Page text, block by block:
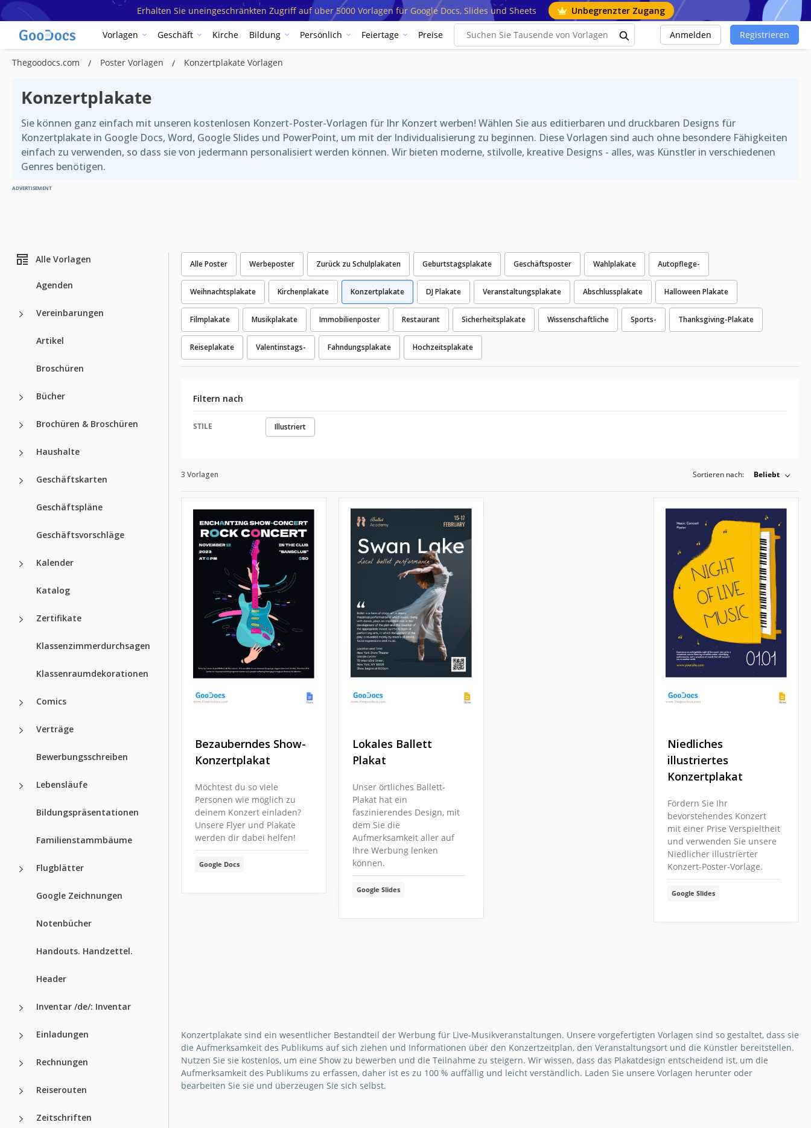
Erhalten Sie uneingeschränkten Zugriff auf über 5000 Vorlagen für Google Docs, Slides und Sheets Unbegrenzter Zugang
Vorlagen Geschäft Kirche Bildung Persönlich Feiertage Preise Anmelden Registrieren
Thegoodocs.com Poster Vorlagen Konzertplakate Vorlagen
Konzertplakate
Sie können ganz einfach mit unseren kostenlosen Konzert-Poster-Vorlagen für Ihr Konzert werben! Wählen Sie aus editierbaren und druckbaren Designs für
Konzertplakate in Google Docs, Word, Google Slides und PowerPoint, um mit der Individualisierung zu beginnen. Diese Vorlagen sind auch ohne besondere Fähigkeiten
einfach zu verwenden, so dass sie von jedermann personalisiert werden können. Wir bieten moderne, stilvolle, kreative Designs - alles, was Künstler in verschiedenen
Genres benötigen.
ADVERTISEMENT
Alle Vorlagen
Agenden
Vereinbarungen
Artikel
Broschüren
Bücher
Brochüren & Broschüren
Haushalte
Geschäftskarten
Geschäftspläne
Geschäftsvorschläge
Kalender
Katalog
Zertifikate
Klassenzimmerdurchsagen
Klassenraumdekorationen
Comics
Verträge
Bewerbungsschreiben
Lebensläufe
Bildungspräsentationen
Familienstammbäume
Flugblätter
Google Zeichnungen
Notenbücher
Handouts. Handzettel.
Header
Inventar /de/: Inventar
Einladungen
Rechnungen
Reiserouten
Zeitschriften
Alle Poster Werbeposter Zurück zu Schulplakaten Geburtstagsplakate Geschäftsposter Wahlplakate Autopflege-
Weihnachtsplakate Kirchenplakate Konzertplakate DJ Plakate Veranstaltungsplakate Abschlussplakate Halloween Plakate
Filmplakate Musikplakate Immobilienposter Restaurant Sicherheitsplakate Wissenschaftliche Sports- Thanksgiving-Plakate
Reiseplakate Valentinstags- Fahndungsplakate Hochzeitsplakate
Filtern nach
STILE Illustriert
3 Vorlagen Sortieren nach: Beliebt
Bezauberndes Show-
Konzertplakat
Möchtest du so viele
Personen wie möglich zu
deinem Konzert einladen?
Unsere Flyer und Plakate
werden dir dabei helfen!
Google Docs
Lokales Ballett
Plakat
Unser örtliches Ballett-
Plakat hat ein
faszinierendes Design, mit
dem Sie die
Aufmerksamkeit aller auf
Ihre Werbung lenken
können.
Google Slides
Niedliches
illustriertes
Konzertplakat
Fördern Sie Ihr
bevorstehendes Konzert
mit einer Prise Verspieltheit
und verwenden Sie unsere
Niedlicher illustrierter
Konzert-Poster-Vorlage.
Google Slides
Konzertplakate sind ein wesentlicher Bestandteil der Werbung für Live-Musikveranstaltungen. Unsere vorgefertigten Vorlagen sind so gestaltet, dass sie
die Aufmerksamkeit des Publikums auf sich ziehen und Informationen über den Konzertzeitplan, den Veranstaltungsort und die Künstler bereitstellen.
Nutzen Sie sie kostenlos, um eine Show zu bewerben und die Teilnahme zu steigern. Wir wissen, dass das Plakatdesign entscheidend ist, um die
Aufmerksamkeit des Publikums zu erfassen, daher ist es zu 100 % auffällig und leicht verständlich. Laden Sie unsere Vorlagen herunter oder
bearbeiten Sie sie und überzeugen Sie sich selbst.